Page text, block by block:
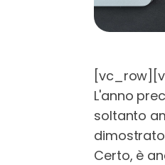
L'anno
soltanto
Certo, è